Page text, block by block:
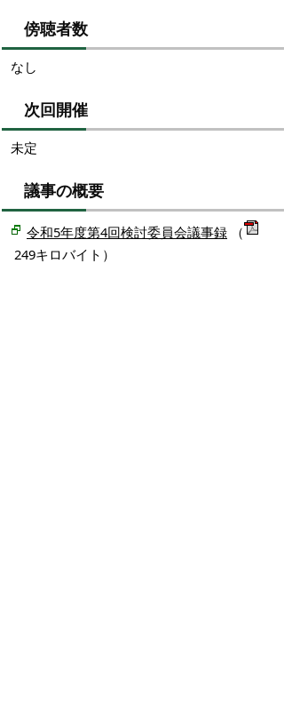
傍聴者数
なし
次回開催
未定
議事の概要
令和5年度第4回検討委員会議事録 （
249キロバイト）